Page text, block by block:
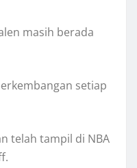
masih berada
setiap
telah tampil di NBA